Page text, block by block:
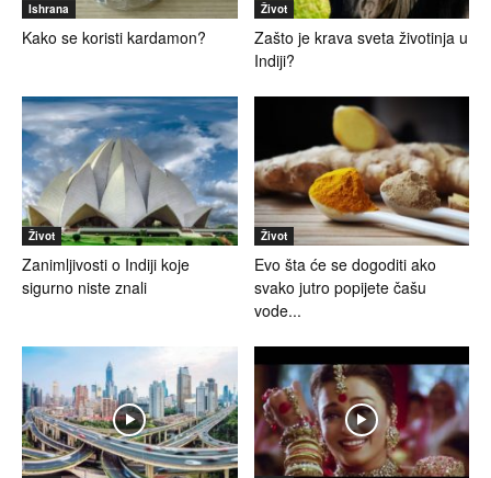
Ishrana
Kako se koristi kardamon?
Život
Zašto je krava sveta životinja u
Indiji?
Život
Zanimljivosti o Indiji koje
sigurno niste znali
Život
Evo šta će se dogoditi ako
svako jutro popijete čašu
vode...